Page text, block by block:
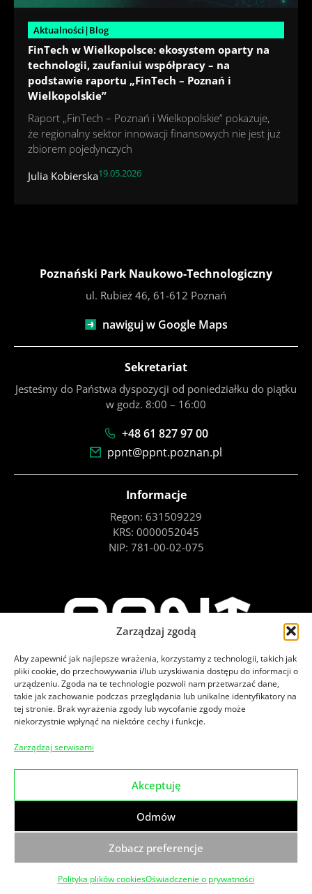
Zarządzaj zgodą
Aby zapewnić jak najlepsze wrażenia, korzystamy z technologii, takich jak
pliki cookie, do przechowywania i/lub uzyskiwania dostępu do informacji o
urządzeniu. Zgoda na te technologie pozwoli nam przetwarzać dane,
takie jak zachowanie podczas przeglądania lub unikalne identyfikatory na
tej stronie. Brak wyrażenia zgody lub wycofanie zgody może
niekorzystnie wpłynąć na niektóre cechy i funkcje.
Zarządzaj serwisami
Akceptuję
Odmów
Zobacz preferencje
Polityka plików cookiesOświadczenie o prywatności
Aktualności|Blog
FinTech w Wielkopolsce: ekosystem oparty na
technologii, zaufaniui współpracy – na
podstawie raportu „FinTech – Poznań i
Wielkopolskie”
Raport „FinTech – Poznań i Wielkopolskie” pokazuje,
że regionalny sektor innowacji finansowych nie jest już
zbiorem pojedynczych
Julia Kobierska19.05.2026
Poznański Park Naukowo-Technologiczny
ul. Rubież 46, 61-612 Poznań
nawiguj w Google Maps
Sekretariat
Jesteśmy do Państwa dyspozycji od poniedziałku do piątku
w godz. 8:00 – 16:00
+48 61 827 97 00
ppnt@ppnt.poznan.pl
Informacje
Regon: 631509229
KRS: 0000052045
NIP: 781-00-02-075
Zajrzyj na nasze social media
© 2026PPNT.
Wszelkie prawa zastrzeżone.
Klauzula informacyjna dot. monitoringu wizyjnego
Polityka prywatności
Zgłoszenia naruszenia prawa
Made by